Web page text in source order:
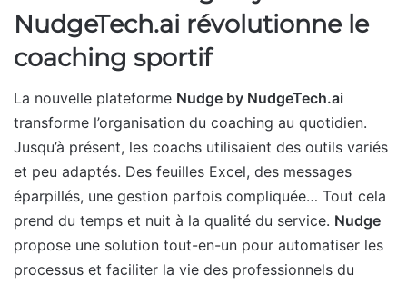
NudgeTech.ai révolutionne le
coaching sportif
La nouvelle plateforme Nudge by NudgeTech.ai
transforme l’organisation du coaching au quotidien.
Jusqu’à présent, les coachs utilisaient des outils variés
et peu adaptés. Des feuilles Excel, des messages
éparpillés, une gestion parfois compliquée… Tout cela
prend du temps et nuit à la qualité du service. Nudge
propose une solution tout-en-un pour automatiser les
processus et faciliter la vie des professionnels du